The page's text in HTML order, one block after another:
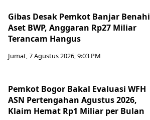
Gibas Desak Pemkot Banjar Benahi
Aset BWP, Anggaran Rp27 Miliar
Terancam Hangus
Jumat, 7 Agustus 2026, 9:03 PM
Pemkot Bogor Bakal Evaluasi WFH
ASN Pertengahan Agustus 2026,
Klaim Hemat Rp1 Miliar per Bulan